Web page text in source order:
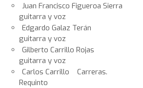
Juan Francisco
guitarra y voz
Edgardo Galaz
guitarra y voz
Gilberto Carrillo
guitarra y voz
Carlos Carrillo
Requinto